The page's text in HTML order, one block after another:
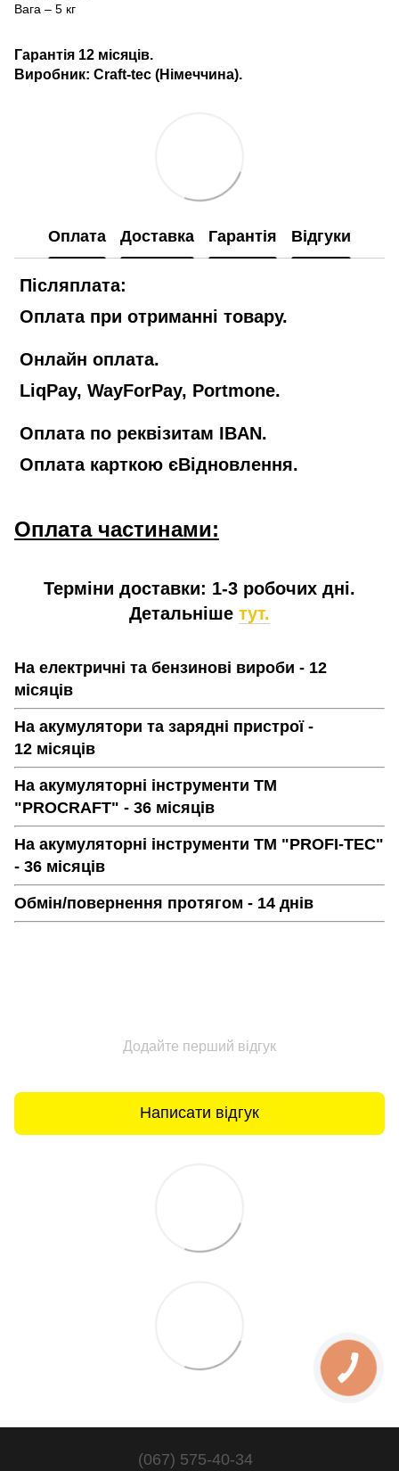
Вага – 5 кг
Гарантія 12 місяців.
Виробник: Craft-tec (Німеччина).
Оплата Доставка Гарантія Відгуки
Післяплата:
Оплата при отриманні товару.
Онлайн оплата.
LiqPay, WayForPay, Portmone.
Оплата по реквізитам IBAN.
Оплата карткою єВідновлення.
Оплата частинами:
Терміни доставки: 1-3 робочих дні.
Детальніше тут.
На електричні та бензинові вироби - 12
місяців
На акумулятори та зарядні пристрої -
12 місяців
На акумуляторні інструменти ТМ
"PROCRAFT" - 36 місяців
На акумуляторні інструменти ТМ "PROFI-TEC"
- 36 місяців
Обмін/повернення протягом - 14 днів
Додайте перший відгук
Написати відгук
(067) 575-40-34